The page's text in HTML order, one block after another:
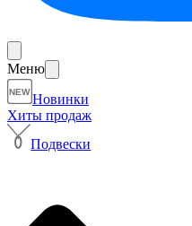
Меню
NEW Новинки
Хиты продаж
Подвески